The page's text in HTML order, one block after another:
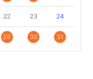
22 23 24
29 30 31